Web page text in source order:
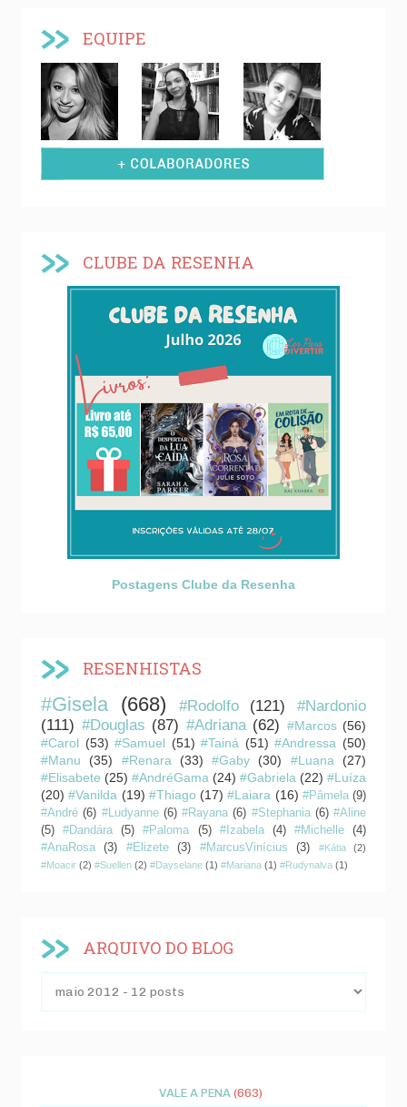
EQUIPE
CLUBE DA RESENHA
Postagens Clube da Resenha
RESENHISTAS
#Gisela (668) #Rodolfo (121)
#Nardonio
(111) #Douglas (87) #Adriana (62) #Marcos (56)
#Carol (53) #Samuel (51) #Tainá (51) #Andressa (50)
#Manu
(35) #Renara (33) #Gaby (30) #Luana
(27)
#Elisabete (25) #AndréGama (24) #Gabriela (22) #Luíza
(20) #Vanilda (19) #Thiago (17) #Laiara (16) #Pâmela (9)
#André (6) #Ludyanne (6) #Rayana (6) #Stephania (6) #Aline
(5)
#Dandára (5) #Paloma (5) #Izabela (4) #Michelle
(4)
#AnaRosa
(3) #Elizete (3) #MarcusVinícius (3) #Kátia
(2)
#Moacir (2) #Suellen (2) #Dayselane (1) #Mariana (1) #Rudynalva (1)
ARQUIVO DO BLOG
VALE A PENA (663)